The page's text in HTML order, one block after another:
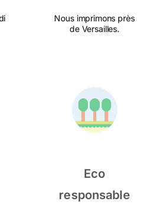
Nous imprimons près
de Versailles.
Eco
responsable